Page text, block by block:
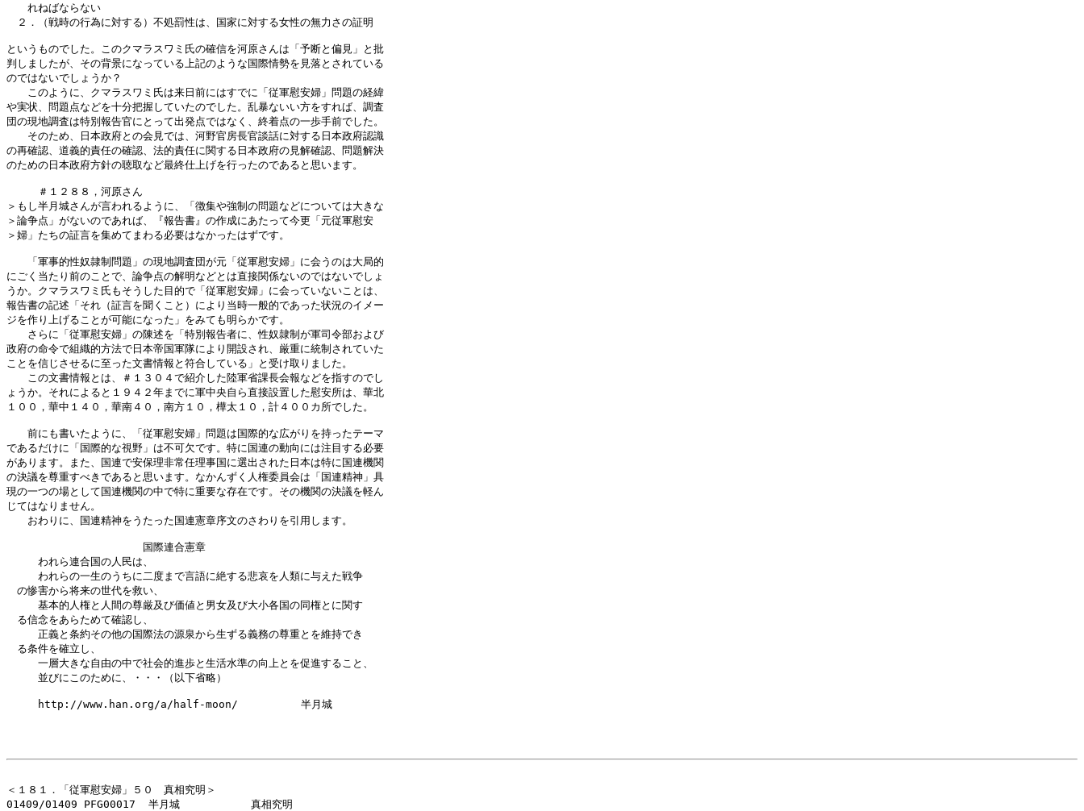
れねばならない
２．（戦時の行為に対する）不処罰性は、国家に対する女性の無力さの証明
というものでした。このクマラスワミ氏の確信を河原さんは「予断と偏見」と批
判しましたが、その背景になっている上記のような国際情勢を見落とされている
のではないでしょうか？
このように、クマラスワミ氏は来日前にはすでに「従軍慰安婦」問題の経緯
や実状、問題点などを十分把握していたのでした。乱暴ないい方をすれば、調査
団の現地調査は特別報告官にとって出発点ではなく、終着点の一歩手前でした。
そのため、日本政府との会見では、河野官房長官談話に対する日本政府認識
の再確認、道義的責任の確認、法的責任に関する日本政府の見解確認、問題解決
のための日本政府方針の聴取など最終仕上げを行ったのであると思います。
＃１２８８，河原さん
＞もし半月城さんが言われるように、「徴集や強制の問題などについては大きな
＞論争点」がないのであれば、『報告書』の作成にあたって今更「元従軍慰安
＞婦」たちの証言を集めてまわる必要はなかったはずです。
「軍事的性奴隷制問題」の現地調査団が元「従軍慰安婦」に会うのは大局的
にごく当たり前のことで、論争点の解明などとは直接関係ないのではないでしょ
うか。クマラスワミ氏もそうした目的で「従軍慰安婦」に会っていないことは、
報告書の記述「それ（証言を聞くこと）により当時一般的であった状況のイメー
ジを作り上げることが可能になった」をみても明らかです。
さらに「従軍慰安婦」の陳述を「特別報告者に、性奴隷制が軍司令部および
政府の命令で組織的方法で日本帝国軍隊により開設され、厳重に統制されていた
ことを信じさせるに至った文書情報と符合している」と受け取りました。
この文書情報とは、＃１３０４で紹介した陸軍省課長会報などを指すのでし
ょうか。それによると１９４２年までに軍中央自ら直接設置した慰安所は、華北
１００，華中１４０，華南４０，南方１０，樺太１０，計４００カ所でした。
前にも書いたように、「従軍慰安婦」問題は国際的な広がりを持ったテーマ
であるだけに「国際的な視野」は不可欠です。特に国連の動向には注目する必要
があります。また、国連で安保理非常任理事国に選出された日本は特に国連機関
の決議を尊重すべきであると思います。なかんずく人権委員会は「国連精神」具
現の一つの場として国連機関の中で特に重要な存在です。その機関の決議を軽ん
じてはなりません。
おわりに、国連精神をうたった国連憲章序文のさわりを引用します。
国際連合憲章
われら連合国の人民は、
われらの一生のうちに二度まで言語に絶する悲哀を人類に与えた戦争
の惨害から将来の世代を救い、
基本的人権と人間の尊厳及び価値と男女及び大小各国の同権とに関す
る信念をあらためて確認し、
正義と条約その他の国際法の源泉から生ずる義務の尊重とを維持でき
る条件を確立し、
一層大きな自由の中で社会的進歩と生活水準の向上とを促進すること、
並びにこのために、・・・（以下省略）
http://www.han.org/a/half-moon/　　　　　　半月城
＜１８１．「従軍慰安婦」５０　真相究明＞
01409/01409 PFG00017  半月城           真相究明